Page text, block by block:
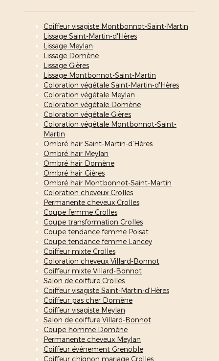
Coiffeur visagiste Montbonnot-Saint-Martin
Lissage Saint-Martin-d'Hères
Lissage Meylan
Lissage Domène
Lissage Gières
Lissage Montbonnot-Saint-Martin
Coloration végétale Saint-Martin-d'Hères
Coloration végétale Meylan
Coloration végétale Domène
Coloration végétale Gières
Coloration végétale Montbonnot-Saint-
Martin
Ombré hair Saint-Martin-d'Hères
Ombré hair Meylan
Ombré hair Domène
Ombré hair Gières
Ombré hair Montbonnot-Saint-Martin
Coloration cheveux Crolles
Permanente cheveux Crolles
Coupe femme Crolles
Coupe transformation Crolles
Coupe tendance femme Poisat
Coupe tendance femme Lancey
Coiffeur mixte Crolles
Coloration cheveux Villard-Bonnot
Coiffeur mixte Villard-Bonnot
Salon de coiffure Crolles
Coiffeur visagiste Saint-Martin-d'Hères
Coiffeur pas cher Domène
Coiffeur visagiste Meylan
Salon de coiffure Villard-Bonnot
Coupe homme Domène
Permanente cheveux Meylan
Coiffeur événement Grenoble
Coiffeur chignon mariage Crolles